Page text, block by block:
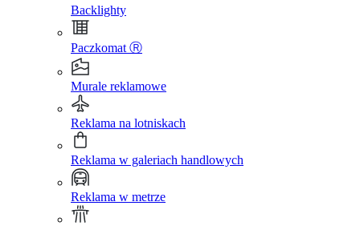
Backlighty
Paczkomat Ⓡ
Murale reklamowe
Reklama na lotniskach
Reklama w galeriach handlowych
Reklama w metrze